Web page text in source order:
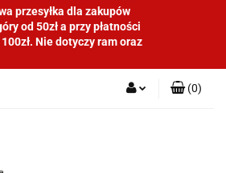
przesyłka dla zakupów
od 50zł a przy płatności
Nie dotyczy ram oraz
(0)